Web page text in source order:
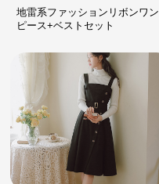
地雷系ファッションリボンワン
ピース+ベストセット